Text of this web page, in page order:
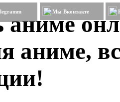
аниме
аниме,
Мы Вконтакте